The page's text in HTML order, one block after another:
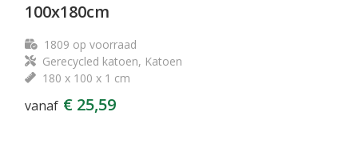
100x180cm
1809 op voorraad
Gerecycled katoen, Katoen
180 x 100 x 1 cm
vanaf € 25,59